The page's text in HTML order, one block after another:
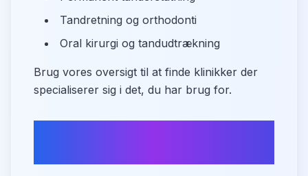
Tandretning og orthodonti
Oral kirurgi og tandudtrækning
Brug vores oversigt til at finde klinikker der
specialiserer sig i det, du har brug for.